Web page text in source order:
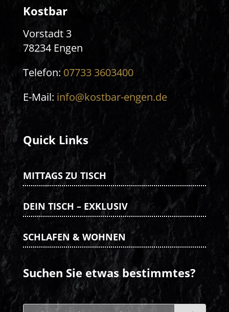
Kostbar
Vorstadt 3
78234 Engen
Telefon: 07733 3603400
E-Mail: info@kostbar-engen.de
Quick Links
MITTAGS ZU TISCH
DEIN TISCH – EXKLUSIV
SCHLAFEN & WOHNEN
Suchen Sie etwas bestimmtes?